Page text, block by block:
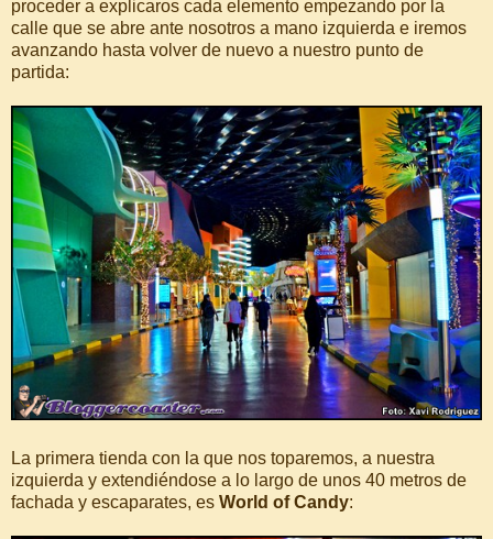
proceder a explicaros cada elemento empezando por la
calle que se abre ante nosotros a mano izquierda e iremos
avanzando hasta volver de nuevo a nuestro punto de
partida:
La primera tienda con la que nos toparemos, a nuestra
izquierda y extendiéndose a lo largo de unos 40 metros de
fachada y escaparates, es World of Candy: